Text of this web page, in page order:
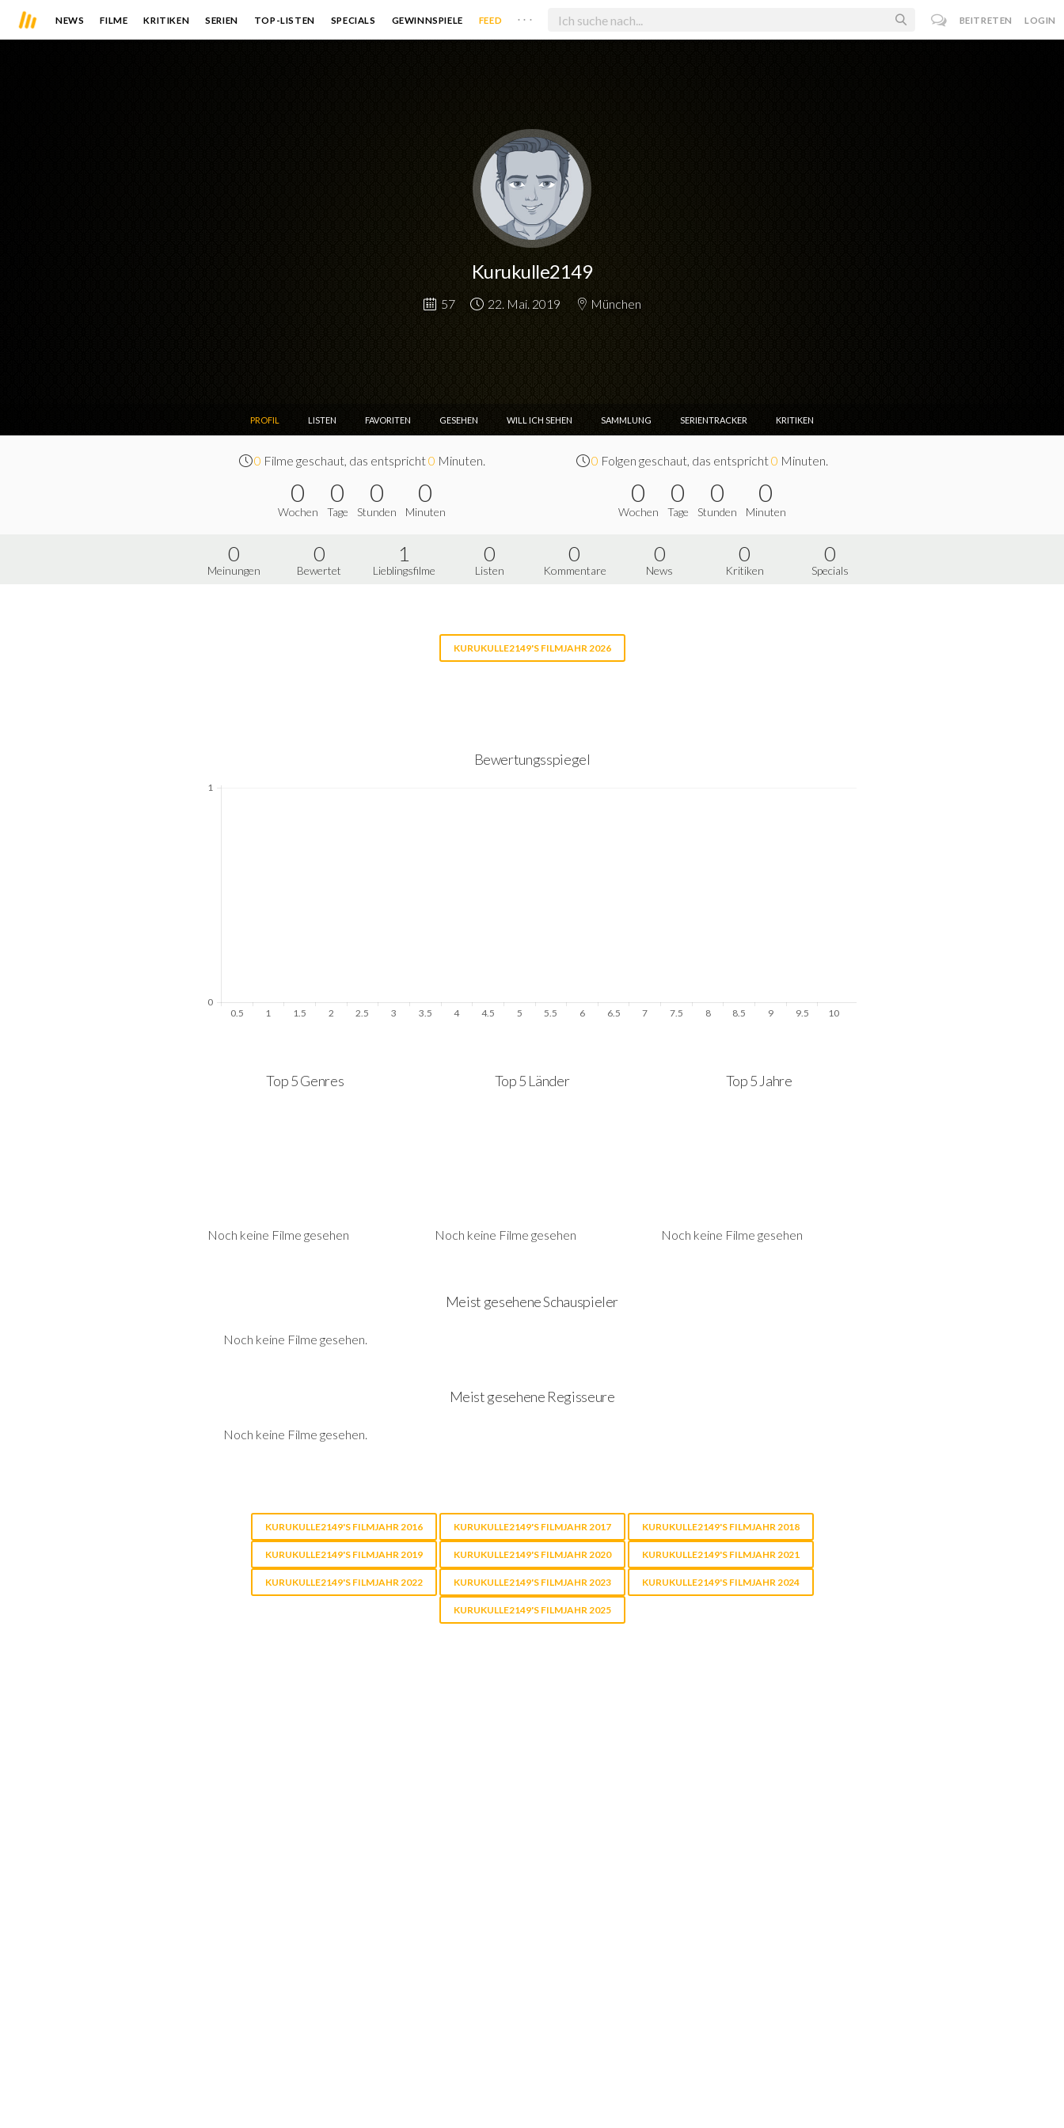
NEWS FILME KRITIKEN SERIEN TOP-LISTEN SPECIALS GEWINNSPIELE FEED . . . BEITRETEN LOGIN
Kurukulle2149
57 22. Mai. 2019 München
PROFIL LISTEN FAVORITEN GESEHEN WILL ICH SEHEN SAMMLUNG SERIENTRACKER KRITIKEN
0 Filme geschaut, das entspricht0 Minuten.
0
Wochen
0
Tage
0
Stunden
0
Minuten
0 Folgen geschaut, das entspricht0 Minuten.
0
Wochen
0
Tage
0
Stunden
0
Minuten
0
Meinungen
0
Bewertet
1
Lieblingsfilme
0
Listen
0
Kommentare
0
News
0
Kritiken
0
Specials
KURUKULLE2149'S FILMJAHR 2026
Bewertungsspiegel
Top 5 Genres
Noch keine Filme gesehen
Top 5 Länder
Noch keine Filme gesehen
Top 5 Jahre
Noch keine Filme gesehen
Meist gesehene Schauspieler
Noch keine Filme gesehen.
Meist gesehene Regisseure
Noch keine Filme gesehen.
KURUKULLE2149'S FILMJAHR 2016 KURUKULLE2149'S FILMJAHR 2017 KURUKULLE2149'S FILMJAHR 2018
KURUKULLE2149'S FILMJAHR 2019 KURUKULLE2149'S FILMJAHR 2020 KURUKULLE2149'S FILMJAHR 2021
KURUKULLE2149'S FILMJAHR 2022 KURUKULLE2149'S FILMJAHR 2023 KURUKULLE2149'S FILMJAHR 2024
KURUKULLE2149'S FILMJAHR 2025